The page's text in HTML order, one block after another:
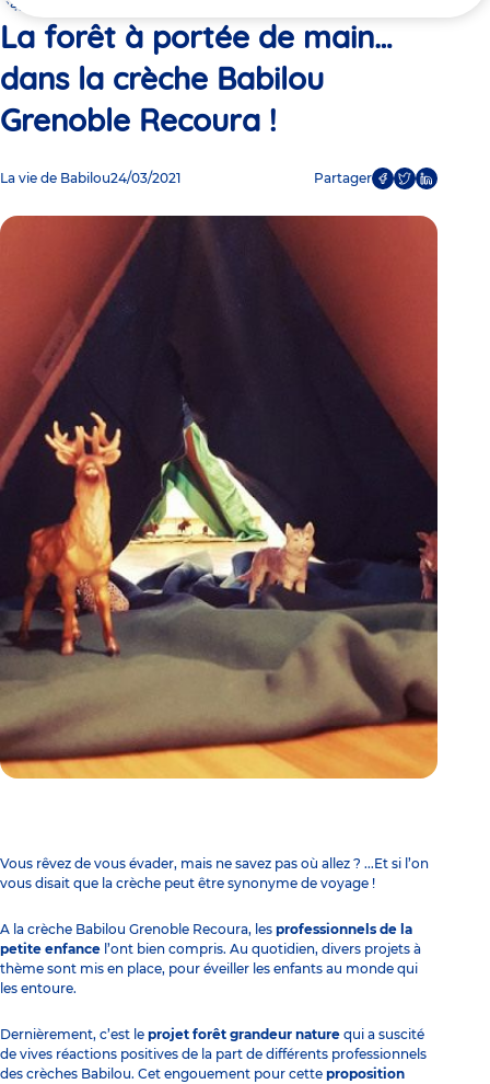
ici
Recoura !
La forêt à portée de main…
dans la crèche Babilou
Grenoble Recoura !
La vie de Babilou24/03/2021 Partager
Vous rêvez de vous évader, mais ne savez pas où allez ? ...Et si l’on
vous disait que la crèche peut être synonyme de voyage !
A la crèche Babilou Grenoble Recoura, les professionnels de la
petite enfance l’ont bien compris. Au quotidien, divers projets à
thème sont mis en place, pour éveiller les enfants au monde qui
les entoure.
Dernièrement, c’est le projet forêt grandeur nature qui a suscité
de vives réactions positives de la part de différents professionnels
des crèches Babilou. Cet engouement pour cette proposition